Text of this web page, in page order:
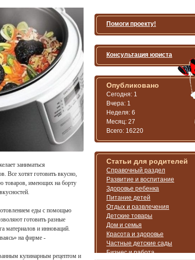
заниматься
Все хотят готовить вкусно,
товаров, имеющих на борту
еды с помощью
готовить разные
материалов и инноваций.
на фирме -
кулинарным рецептом и
Помоги проекту!
Консультация юриста
Опубликовано
Сегодня: 1
Вчера: 1
Неделя: 6
Месяц: 27
Всего: 16220
Статьи для родителей
Справочный раздел
Развитие и воспитание
Здоровье ребенка
Питание детей
Отдых и развлечения
Детские товары
Дом и семья
Красота и здоровье
Частные детские сады
Бизнес и работа